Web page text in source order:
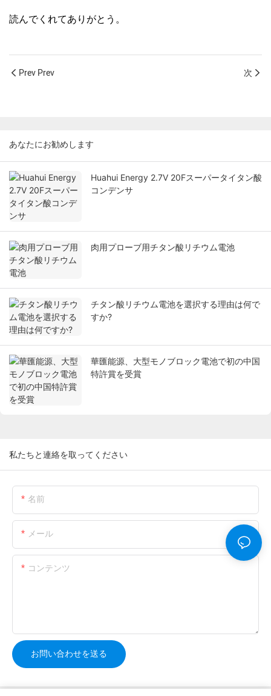
読んでくれてありがとう。
Prev Prev 次
あなたにお勧めします
Huahui Energy 2.7V 20Fスーパータイタン酸
コンデンサ
肉用プローブ用チタン酸リチウム電池
チタン酸リチウム電池を選択する理由は何で
すか?
華匯能源、大型モノブロック電池で初の中国
特許賞を受賞
私たちと連絡を取ってください
名前
メール
コンテンツ
お問い合わせを送る